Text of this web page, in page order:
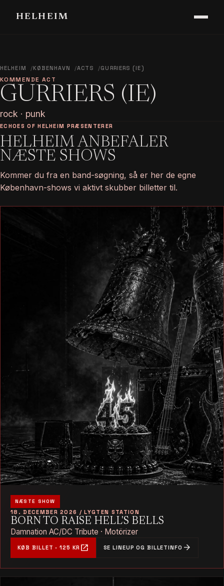
HELHEIM
HELHEIM KØBENHAVN ACTS GURRIERS (IE)
KOMMENDE ACT
GURRIERS (IE)
rock · punk
ECHOES OF HELHEIM PRÆSENTERER
HELHEIM ANBEFALER
NÆSTE SHOWS
Kommer du fra en band-søgning, så er her de egne
København-shows vi aktivt skubber billetter til.
NÆSTE SHOW
18. DECEMBER 2026 / LYGTEN STATION
BORN TO RAISE HELL'S BELLS
Damnation AC/DC Tribute · Motörizer
KØB BILLET · 125 KR open_in_new SE LINEUP OG BILLETINFO arrow_forward